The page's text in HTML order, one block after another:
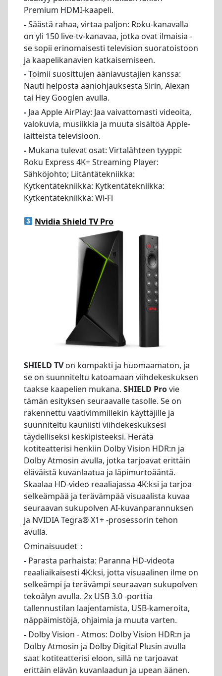
Premium HDMI-kaapeli.
-Säästä rahaa, virtaa paljon: Roku-kanavalla
on yli 150 live-tv-kanavaa, jotka ovat ilmaisia -
se sopii erinomaisesti television suoratoistoon
ja kaapelikanavien katkaisemiseen.
-Toimii suosittujen ääniavustajien kanssa:
Nauti helposta ääniohjauksesta Sirin, Alexan
tai Hey Googlen avulla.
- Jaa Apple AirPlay: Jaa vaivattomasti videoita,
valokuvia, musiikkia ja muuta sisältöä Apple-
laitteista televisioon.
- Mukana tulevat osat: Virtalähteen tyyppi:
Roku Express 4K+ Streaming Player:
Sähköjohto; Liitäntätekniikka:
Kytkentätekniikka: Kytkentätekniikka:
Kytkentätekniikka: Wi-Fi
Nvidia Shield TV Pro
SHIELD TVon kompakti ja huomaamaton, ja
se on suunniteltu katoamaan viihdekeskuksen
taakse kaapelien mukana. SHIELD Provie
tämän esityksen seuraavalle tasolle. Se on
rakennettu vaativimmillekin käyttäjille ja
suunniteltu kauniisti viihdekeskuksesi
täydelliseksi keskipisteeksi. Herätä
kotiteatterisi henkiin Dolby Vision HDR:n ja
Dolby Atmosin avulla, jotka tarjoavat erittäin
eläväistä kuvanlaatua ja läpimurtoääntä.
Skaalaa HD-video reaaliajassa 4K:ksi ja tarjoa
selkeämpää ja terävämpää visuaalista kuvaa
seuraavan sukupolven AI-kuvanparannuksen
ja NVIDIA Tegra® X1+ -prosessorin tehon
avulla.
Ominaisuudet：
- Parasta parhaista: Paranna HD-videota
reaaliaikaisesti 4K:ksi, jotta visuaalinen ilme on
selkeämpi ja terävämpi seuraavan sukupolven
tekoälyn avulla. 2x USB 3.0 -porttia
tallennustilan laajentamista, USB-kameroita,
näppäimistöjä, ohjaimia ja muuta varten.
- Dolby Vision - Atmos: Dolby Vision HDR:n ja
Dolby Atmosin ja Dolby Digital Plusin avulla
saat kotiteatterisi eloon, sillä ne tarjoavat
erittäin elävän kuvanlaadun ja upean äänen.